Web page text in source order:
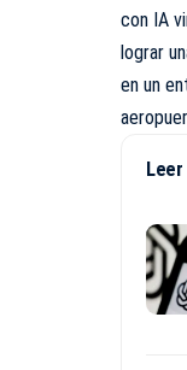
con IA
lograr
en un
Leer